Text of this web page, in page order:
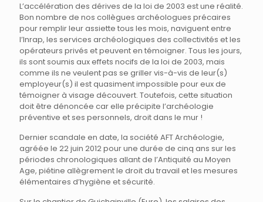
L’accélération des dérives de la loi de 2003 est une réalité.
Bon nombre de nos collègues archéologues précaires
pour remplir leur assiette tous les mois, naviguent entre
l’Inrap, les services archéologiques des collectivités et les
opérateurs privés et peuvent en témoigner. Tous les jours,
ils sont soumis aux effets nocifs de la loi de 2003, mais
comme ils ne veulent pas se griller vis-à-vis de leur(s)
employeur(s) il est quasiment impossible pour eux de
témoigner à visage découvert. Toutefois, cette situation
doit être dénoncée car elle précipite l’archéologie
préventive et ses personnels, droit dans le mur !
Dernier scandale en date, la société AFT Archéologie,
agréée le 22 juin 2012 pour une durée de cinq ans sur les
périodes chronologiques allant de l’Antiquité au Moyen
Age, piétine allègrement le droit du travail et les mesures
élémentaires d’hygiène et sécurité.